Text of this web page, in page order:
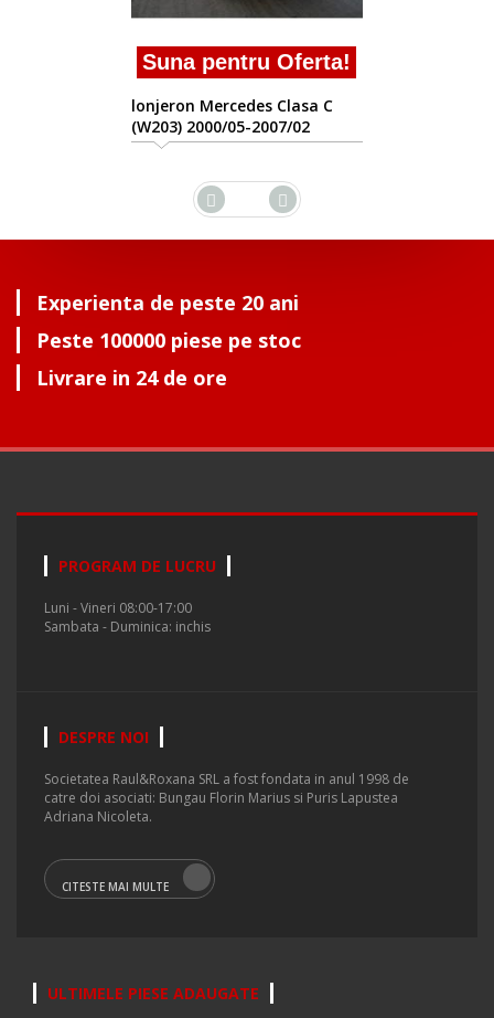
Suna pentru Oferta!
lonjeron Mercedes Clasa C
(W203) 2000/05-2007/02
Experienta de peste 20 ani
Peste 100000 piese pe stoc
Livrare in 24 de ore
PROGRAM DE LUCRU
Luni - Vineri 08:00-17:00
Sambata - Duminica: inchis
DESPRE NOI
Societatea Raul&Roxana SRL a fost fondata in anul 1998 de
catre doi asociati: Bungau Florin Marius si Puris Lapustea
Adriana Nicoleta.
CITESTE MAI MULTE
ULTIMELE PIESE ADAUGATE